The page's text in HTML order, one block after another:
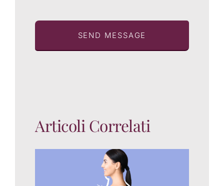
SEND MESSAGE
Articoli Correlati